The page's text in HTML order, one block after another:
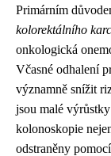
Primárním
kolorektálního
onkologická
Včasné odhalení
významně snížit
jsou malé
kolonoskopie
odstraněny